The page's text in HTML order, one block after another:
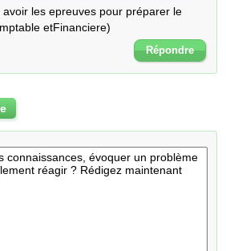
les epreuves pour préparer le
etFinanciere)
Répondre